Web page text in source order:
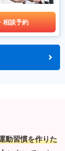
相談予約
動習慣を作りた